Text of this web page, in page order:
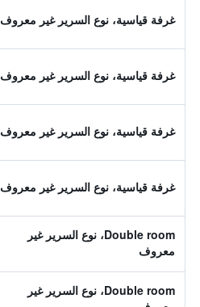
غرفة قياسية، نوع السرير غير معروف
غرفة قياسية، نوع السرير غير معروف
غرفة قياسية، نوع السرير غير معروف
غرفة قياسية، نوع السرير غير معروف
Double room، نوع السرير غير
معروف
Double room، نوع السرير غير